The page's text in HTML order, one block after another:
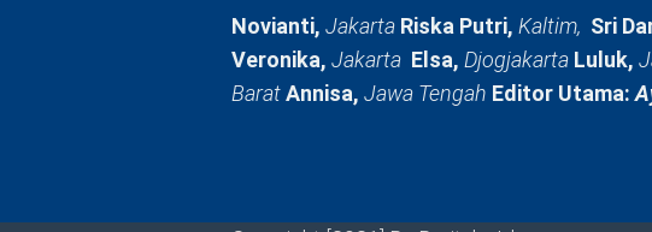
Novianti, Jakarta Riska Putri, Kaltim, Sri
Veronika, Jakarta Elsa, Djogjakarta Luluk,
BaratAnnisa, Jawa Tengah Editor Utama: